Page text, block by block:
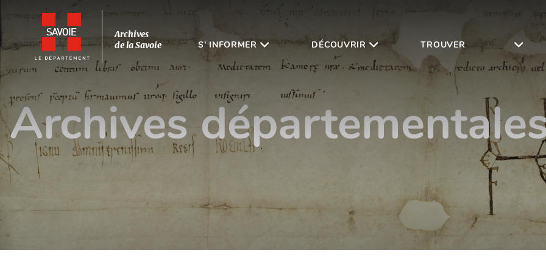
Archives
de la Savoie
S' INFORMER DÉCOUVRIR
TROUVER
Rechercher et consulter
Archives